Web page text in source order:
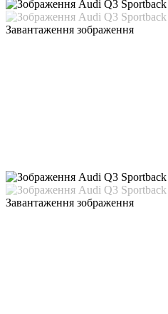
Завантаження зображення
Завантаження зображення